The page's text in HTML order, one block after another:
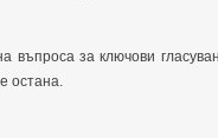
въпроса за ключови
остана.